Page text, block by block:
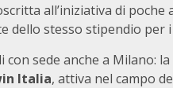
all’iniziativa di
dello stesso stipendio per
sede anche a Milano: la
Italia, attiva nel campo